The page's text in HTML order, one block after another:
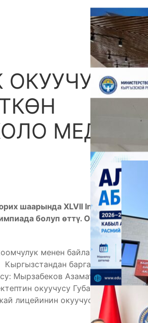
МЕДАЛГА
шаарында XLVII International
болуп өттү. Олимпиадага
менен байланыш
барган команданы
Мырзабеков Азамат, Сагымбаев
окуучусу Губарченко
лицейинин окуучусу Садиков